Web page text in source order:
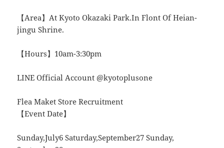
【Area】At Kyoto Okazaki Park.In Flont Of Heian-
jingu Shrine.
【Hours】10am-3:30pm
LINE Official Account @kyotoplusone
Flea Maket Store Recruitment
【Event Date】
Sunday,July6 Saturday,September27 Sunday,